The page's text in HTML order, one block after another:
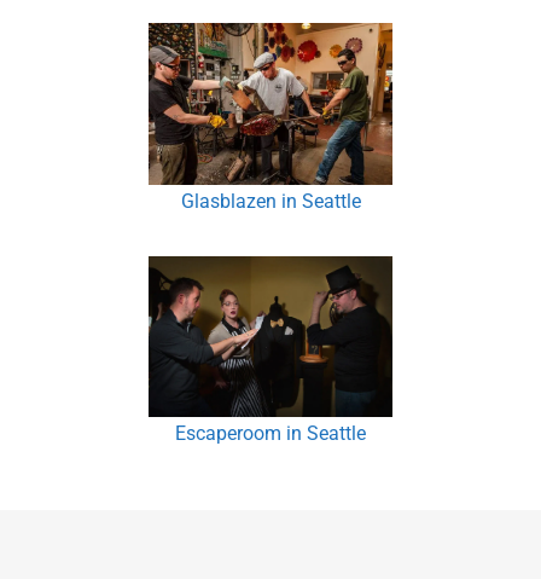
Glasblazen in Seattle
Escaperoom in Seattle